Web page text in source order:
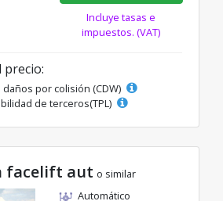
Incluye tasas e
impuestos. (VAT)
precio:
por colisión (CDW)
de terceros(TPL)
facelift aut o similar
Automático